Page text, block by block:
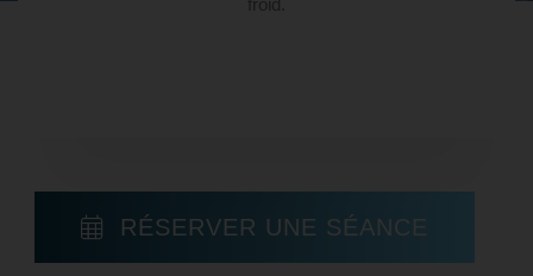
froid.
RÉSERVER UNE SÉANCE